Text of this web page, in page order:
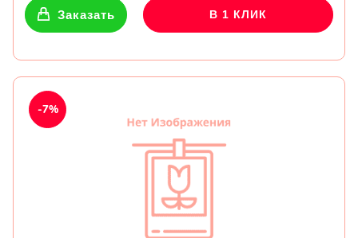
Заказать В 1 КЛИК
-7%